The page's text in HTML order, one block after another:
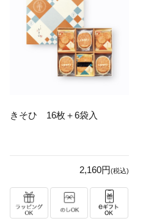
きそひ 16枚＋6袋入
2,160円(税込)